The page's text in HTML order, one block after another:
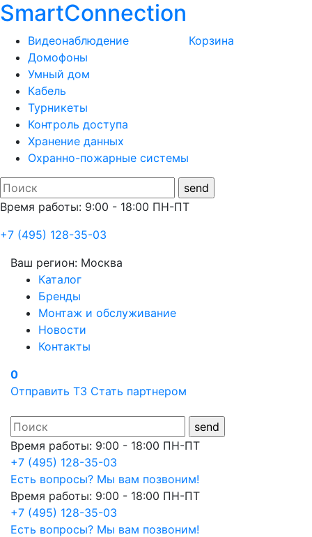
SmartConnection
Видеонаблюдение
Домофоны
Умный дом
Кабель
Турникеты
Контроль доступа
Хранение данных
Охранно-пожарные системы
Корзина
Время работы: 9:00 - 18:00 ПН-ПТ
+7 (495) 128-35-03
Ваш регион: Москва
Каталог
Бренды
Монтаж и обслуживание
Новости
Контакты
0
Отправить ТЗ Стать партнером
Время работы: 9:00 - 18:00 ПН-ПТ
+7 (495) 128-35-03
Есть вопросы? Мы вам позвоним!
Время работы: 9:00 - 18:00 ПН-ПТ
+7 (495) 128-35-03
Есть вопросы? Мы вам позвоним!